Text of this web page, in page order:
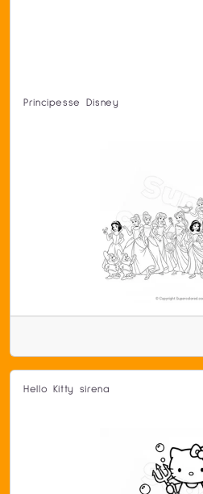
Principesse Disney
Hello Kitty sirena